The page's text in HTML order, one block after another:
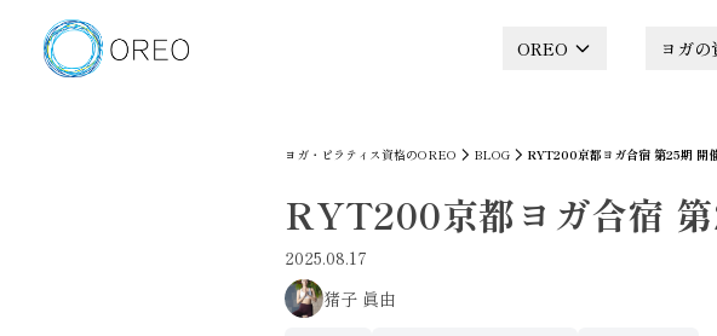
OREO ヨガの
ヨガ・ピラティス資格のOREO BLOG RYT200京都ヨガ合宿 第25期 開
RYT200京都ヨガ合宿
2025.08.17
猪子 眞由